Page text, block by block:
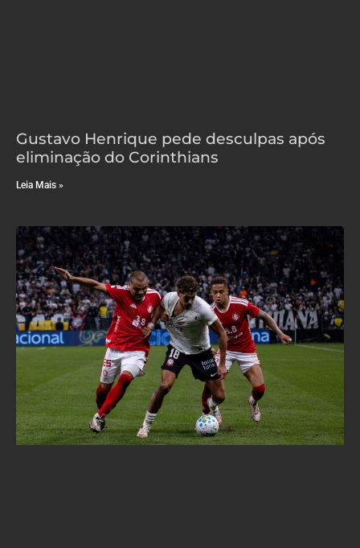
Gustavo Henrique pede desculpas após
eliminação do Corinthians
Leia Mais »